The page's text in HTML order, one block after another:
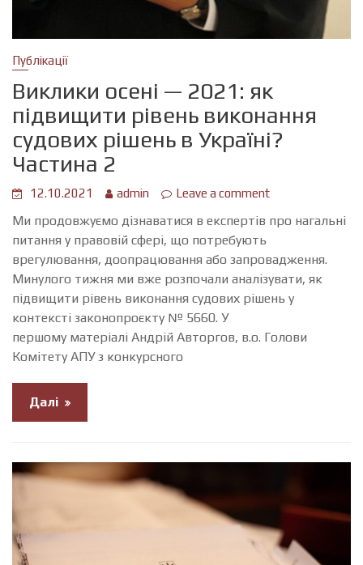
Публікації
Виклики осені — 2021: як
підвищити рівень виконання
судових рішень в Україні?
Частина 2
12.10.2021 admin Leave a comment
Ми продовжуємо дізнаватися в експертів про нагальні
питання у правовій сфері, що потребують
врегулювання, доопрацювання або запровадження.
Минулого тижня ми вже розпочали аналізувати, як
підвищити рівень виконання судових рішень у
контексті законопроєкту № 5660. У
першому матеріалі Андрій Авторгов, в.о. Голови
Комітету АПУ з конкурсного
Далі